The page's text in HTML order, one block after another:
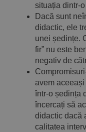
situația dintr-
Dacă sunt
didactic, ele
unei ședințe.
fir” nu este
negativ de
avem
într-o ședința
încercați să
didactic dacă
calitatea